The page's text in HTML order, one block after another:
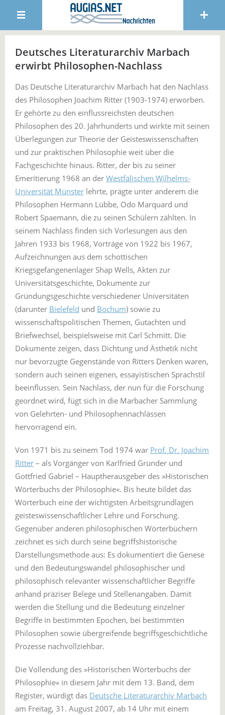
Deutsches Literaturarchiv Marbach
erwirbt Philosophen-Nachlass
Das Deutsche Literaturarchiv Marbach hat den Nachlass
des Philosophen Joachim Ritter (1903-1974) erworben.
Er gehörte zu den einflussreichsten deutschen
Philosophen des 20. Jahrhunderts und wirkte mit seinen
Überlegungen zur Theorie der Geisteswissenschaften
und zur praktischen Philosophie weit über die
Fachgeschichte hinaus. Ritter, der bis zu seiner
Emeritierung 1968 an der Westfälischen Wilhelms-
Universität Münster lehrte, prägte unter anderem die
Philosophen Hermann Lübbe, Odo Marquard und
Robert Spaemann, die zu seinen Schülern zählten. In
seinem Nachlass finden sich Vorlesungen aus den
Jahren 1933 bis 1968, Vorträge von 1922 bis 1967,
Aufzeichnungen aus dem schottischen
Kriegsgefangenenlager Shap Wells, Akten zur
Universitätsgeschichte, Dokumente zur
Gründungsgeschichte verschiedener Universitäten
(darunter Bielefeld und Bochum) sowie zu
wissenschaftspolitischen Themen, Gutachten und
Briefwechsel, beispielsweise mit Carl Schmitt. Die
Dokumente zeigen, dass Dichtung und Ästhetik nicht
nur bevorzugte Gegenstände von Ritters Denken waren,
sondern auch seinen eigenen, essayistischen Sprachstil
beeinflussen. Sein Nachlass, der nun für die Forschung
geordnet wird, fügt sich in die Marbacher Sammlung
von Gelehrten- und Philosophennachlässen
hervorragend ein.
Von 1971 bis zu seinem Tod 1974 war Prof. Dr. Joachim
Ritter – als Vorgänger von Karlfried Gründer und
Gottfried Gabriel – Hauptherausgeber des »Historischen
Wörterbuchs der Philosophie«. Bis heute bildet das
Wörterbuch eine der wichtigsten Arbeitsgrundlagen
geisteswissenschaftlicher Lehre und Forschung.
Gegenüber anderen philosophischen Wörterbüchern
zeichnet es sich durch seine begriffshistorische
Darstellungsmethode aus: Es dokumentiert die Genese
und den Bedeutungswandel philosophischer und
philosophisch relevanter wissenschaftlicher Begriffe
anhand präziser Belege und Stellenangaben. Damit
werden die Stellung und die Bedeutung einzelner
Begriffe in bestimmten Epochen, bei bestimmten
Philosophen sowie übergreifende begriffsgeschichtliche
Prozesse nachvollziehbar.
Die Vollendung des »Historischen Wörterbuchs der
Philosophie« in diesem Jahr mit dem 13. Band, dem
Register, würdigt das Deutsche Literaturarchiv Marbach
am Freitag, 31. August 2007, ab 14 Uhr mit einem